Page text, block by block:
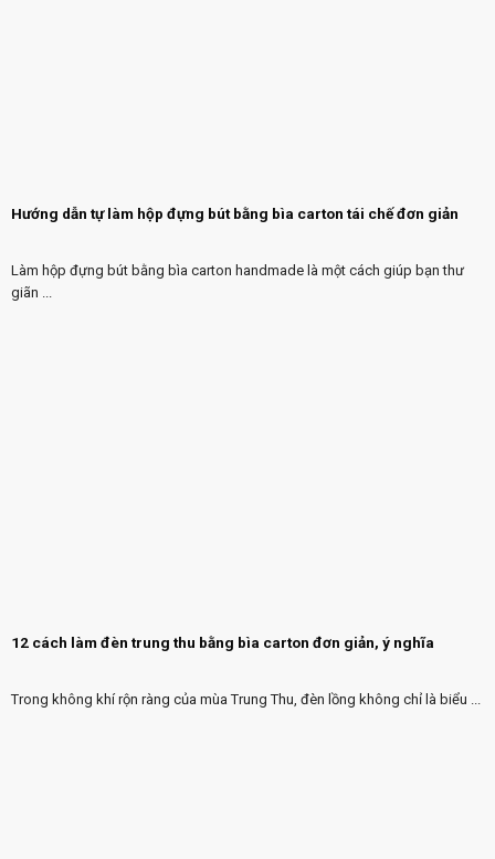
Hướng dẫn tự làm hộp đựng bút bằng bìa carton tái chế đơn giản
Làm hộp đựng bút bằng bìa carton handmade là một cách giúp bạn thư
giãn ...
12 cách làm đèn trung thu bằng bìa carton đơn giản, ý nghĩa
Trong không khí rộn ràng của mùa Trung Thu, đèn lồng không chỉ là biểu ...